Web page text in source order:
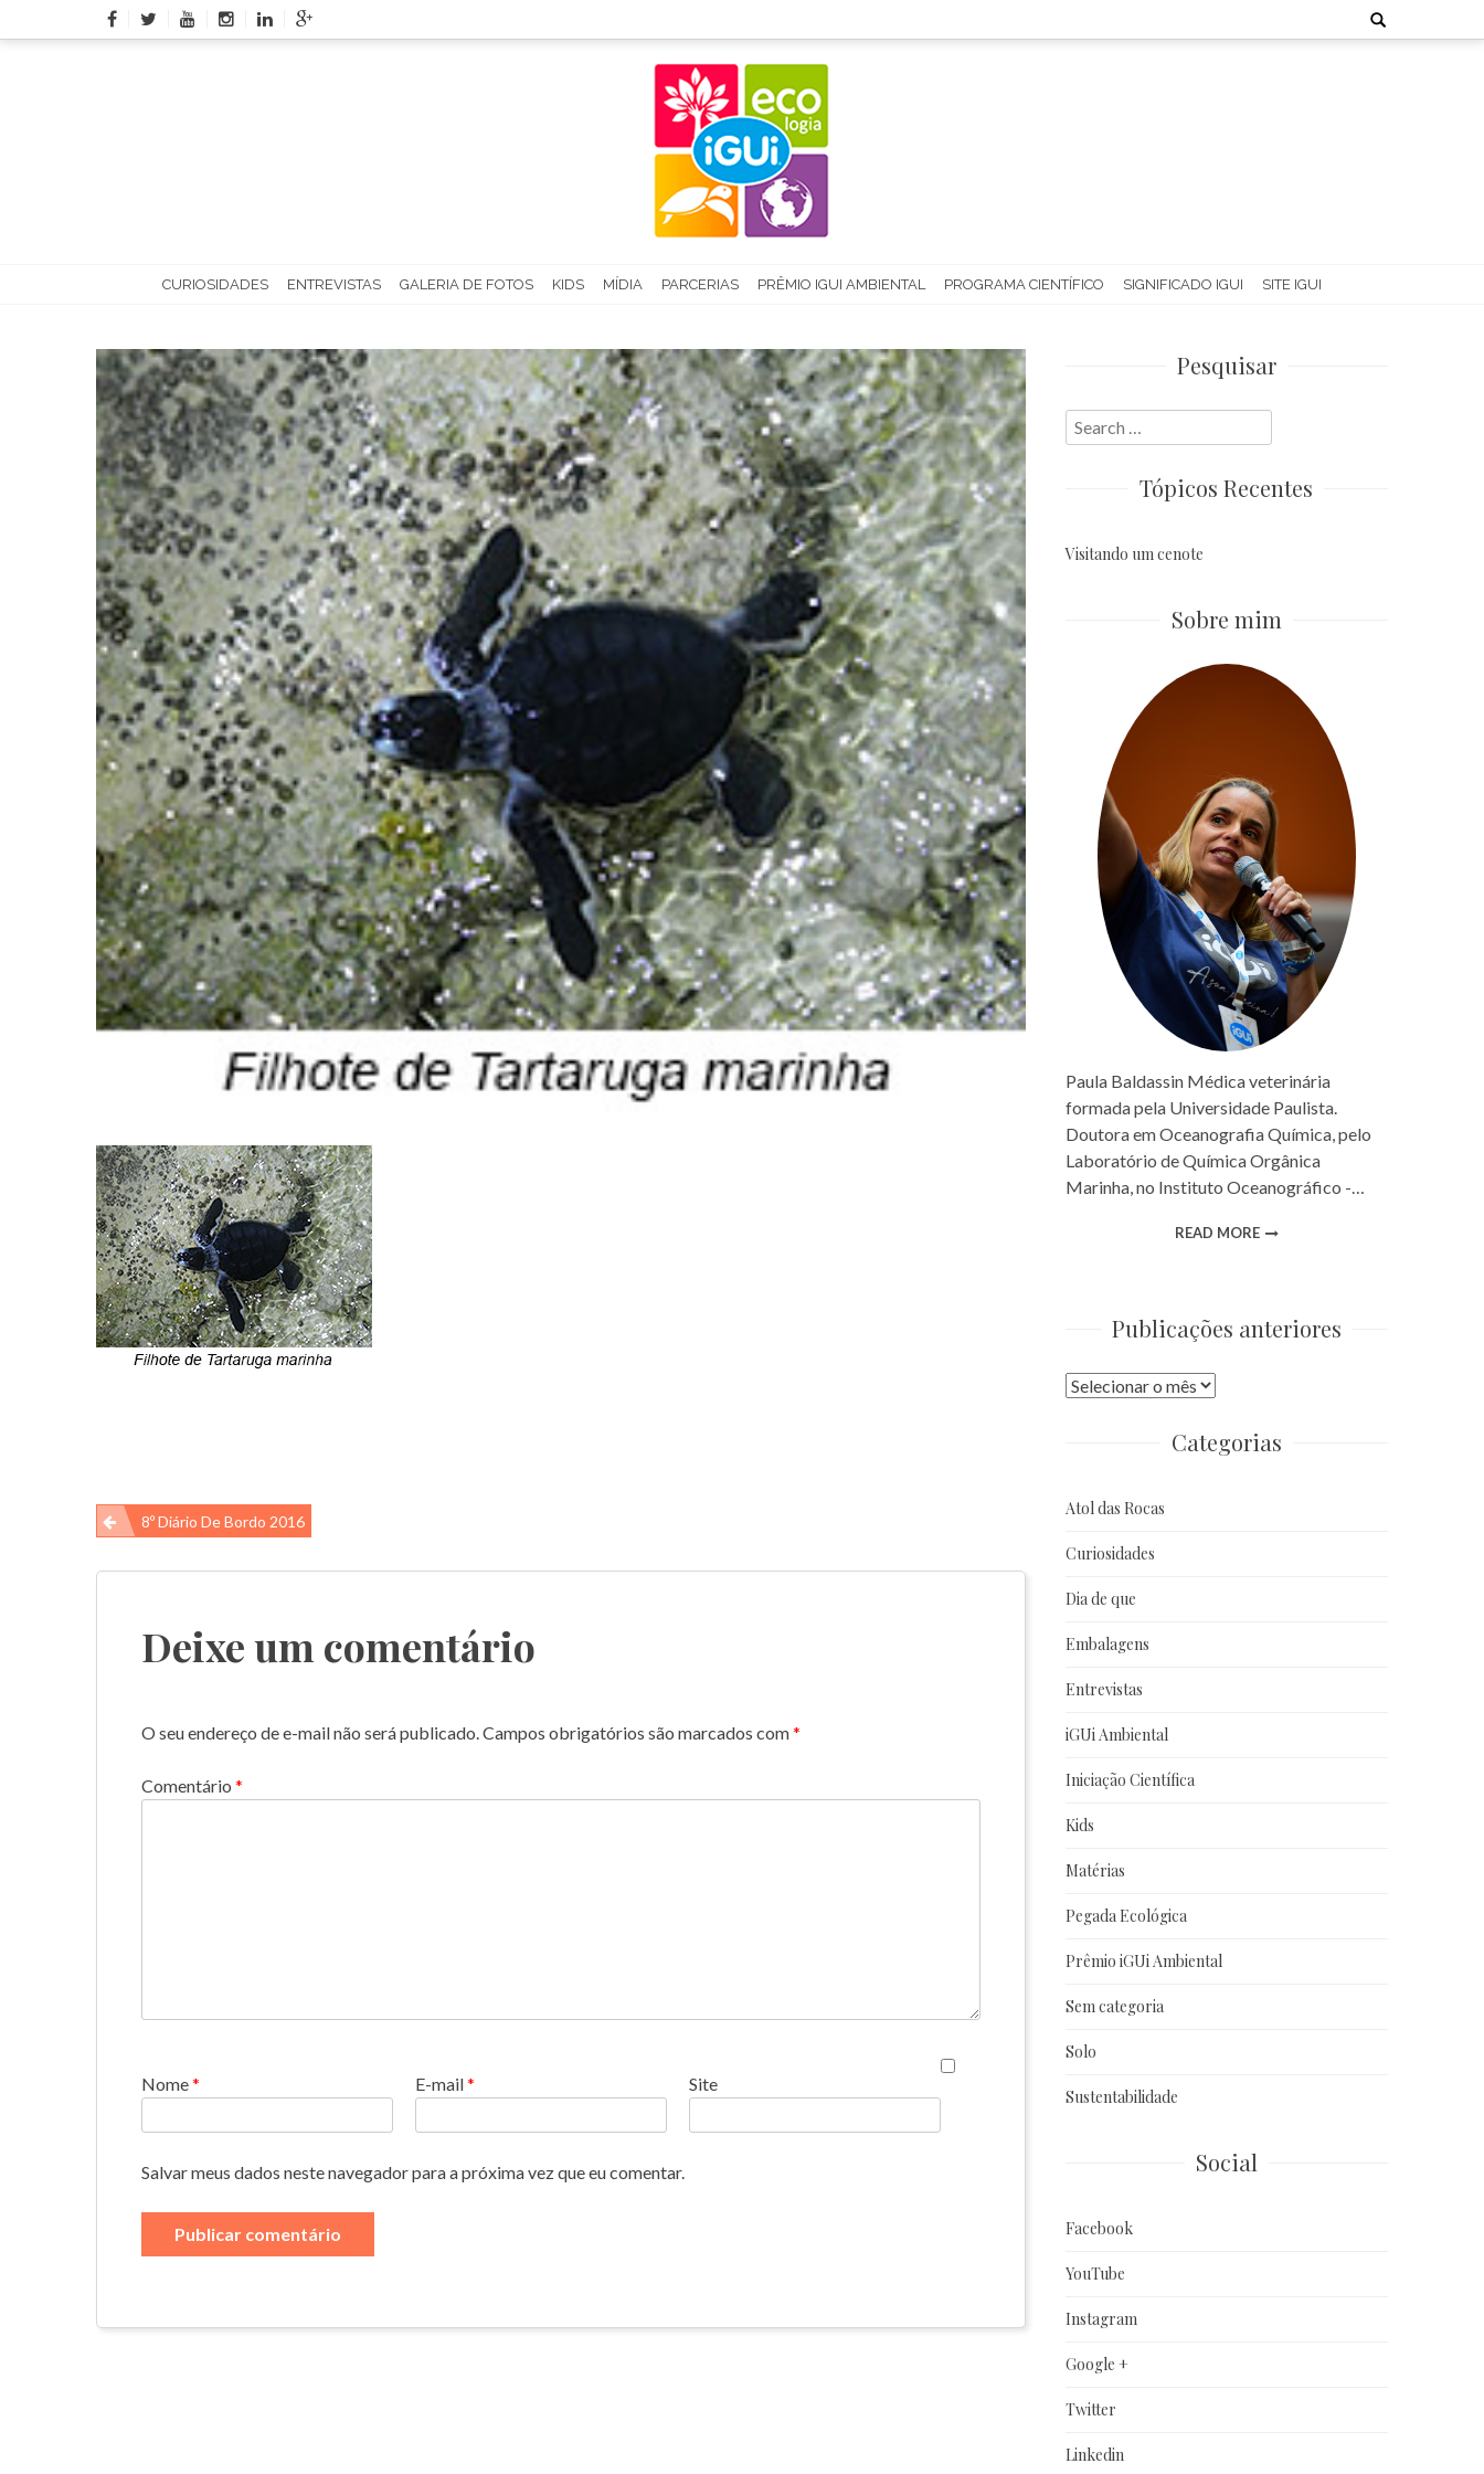
to
Search
for:
CURIOSIDADES ENTREVISTAS GALERIA DE FOTOS KIDS MÍDIA PARCERIAS PRÊMIO IGUI AMBIENTAL PROGRAMA CIENTÍFICO SIGNIFICADO IGUI SITE IGUI
Navegação
de
8º Diário De Bordo 2016
Deixe um comentário
O seu endereço de e-mail não será publicado. Campos obrigatórios são marcados com*
Comentário *
Nome* E-mail* Site
Salvar meus dados neste navegador para a próxima vez que eu comentar.
Pesquisar
Search
for:
Tópicos Recentes
Visitando um cenote
Sobre mim
Paula Baldassin Médica veterinária
formada pela Universidade Paulista.
Doutora em Oceanografia Química, pelo
Laboratório de Química Orgânica
Marinha, no Instituto Oceanográfico -…
READ MORE
Publicações anteriores
Publicações
Categorias
Atol das Rocas
Curiosidades
Dia de que
Embalagens
Entrevistas
iGUi Ambiental
Iniciação Científica
Kids
Matérias
Pegada Ecológica
Prêmio iGUi Ambiental
Sem categoria
Solo
Sustentabilidade
Social
Facebook
YouTube
Instagram
Google +
Twitter
Linkedin